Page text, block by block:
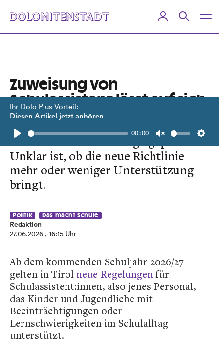
Ihr Dolo Plus Vorteil:
Diesen Artikel jetzt anhören
Play
00:00
Unmute
Zuweisung von
Schulassistenz lässt auf sich
warten
Noch werden die Anträge geprüft.
Unklar ist, ob die neue Richtlinie
mehr oder weniger Unterstützung
bringt.
Politik Das macht Schule
Redaktion
27.06.2026 , 16:15 Uhr
Ab dem kommenden Schuljahr 2026/27
gelten in Tirol neue Regelungenfür
Schulassistent:innen, also jenes Personal,
das Kinder und Jugendliche mit
Beeinträchtigungen oder
Lernschwierigkeiten im Schulalltag
unterstützt.